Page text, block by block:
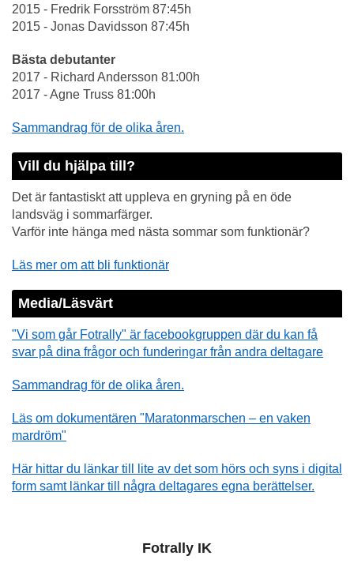
2015 - Fredrik Forsström 87:45h
2015 - Jonas Davidsson 87:45h
Bästa debutanter
2017 - Richard Andersson 81:00h
2017 - Agne Truss 81:00h
Sammandrag för de olika åren.
Vill du hjälpa till?
Det är fantastiskt att uppleva en gryning på en öde
landsväg i sommarfärger.
Varför inte hänga med nästa sommar som funktionär?
Läs mer om att bli funktionär
Media/Läsvärt
"Vi som går Fotrally" är facebookgruppen där du kan få
svar på dina frågor och funderingar från andra deltagare
Sammandrag för de olika åren.
Läs om dokumentären "Maratonmarschen – en vaken
mardröm"
Här hittar du länkar till lite av det som hörs och syns i digital
form samt länkar till några deltagares egna berättelser.
Fotrally IK